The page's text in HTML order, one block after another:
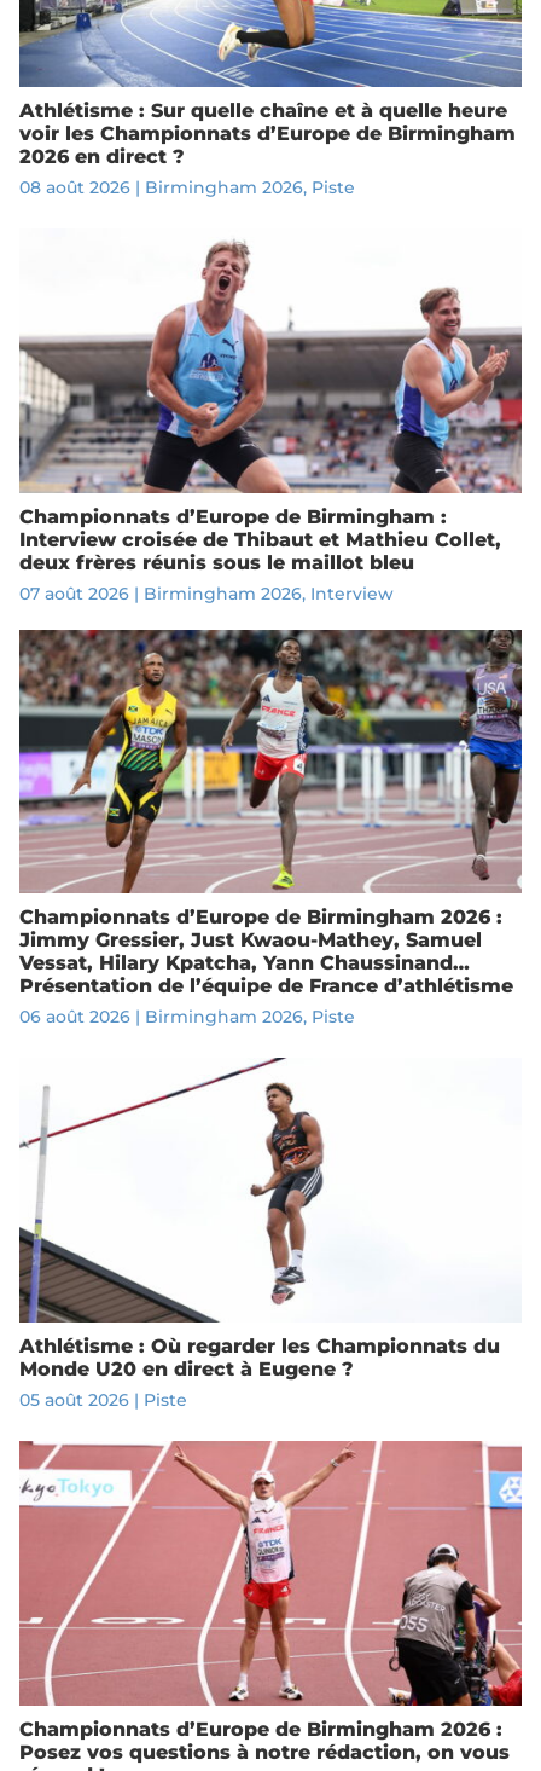
Athlétisme : Sur quelle chaîne et à quelle heure
voir les Championnats d’Europe de Birmingham
2026 en direct ?
08 août 2026| Birmingham 2026, Piste
Championnats d’Europe de Birmingham :
Interview croisée de Thibaut et Mathieu Collet,
deux frères réunis sous le maillot bleu
07 août 2026| Birmingham 2026, Interview
Championnats d’Europe de Birmingham 2026 :
Jimmy Gressier, Just Kwaou-Mathey, Samuel
Vessat, Hilary Kpatcha, Yann Chaussinand…
Présentation de l’équipe de France d’athlétisme
06 août 2026| Birmingham 2026, Piste
Athlétisme : Où regarder les Championnats du
Monde U20 en direct à Eugene ?
05 août 2026| Piste
Championnats d’Europe de Birmingham 2026 :
Posez vos questions à notre rédaction, on vous